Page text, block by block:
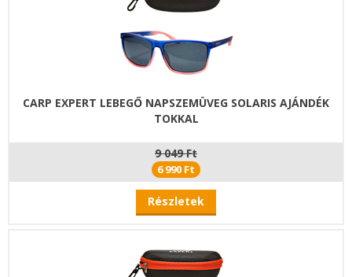
CARP EXPERT LEBEGŐ NAPSZEMÜVEG SOLARIS AJÁNDÉK
TOKKAL
9 049 Ft
6 990 Ft
Részletek